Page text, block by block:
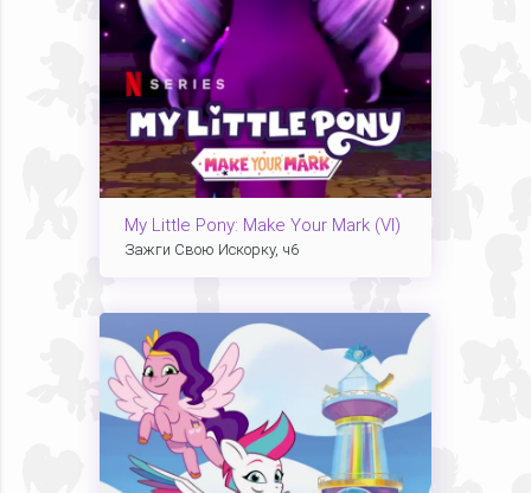
My Little Pony: Make Your Mark (VI)
Зажги Свою Искорку, ч6